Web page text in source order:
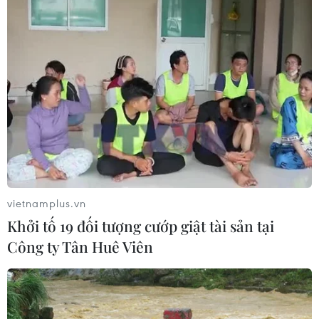
08/08/2026 04:00
Quảng Trị triệt phá đường dây vận
chuyển hơn 210kg vật liệu nổ
08/08/2026 01:59
Cần Thơ: Khởi tố 19 bị can trong vụ
dàn cảnh cướp giật tại Tân Huê Viên
TP Hồ Chí Minh: Bắt khẩn cấp bảo
mẫu có hành vi bạo hành trẻ tại
trường mầm non
08/08/2026 01:33
vietnamplus.vn
Khởi tố 19 đối tượng cướp giật tài sản tại
Công ty Tân Huê Viên